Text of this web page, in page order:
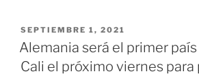
PUBLICADO
EL
SEPTIEMBRE 1, 2021
Alemania será el primer
Cali el próximo viernes